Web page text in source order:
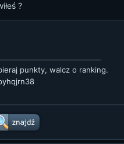
?
punkty, walcz o ranking.